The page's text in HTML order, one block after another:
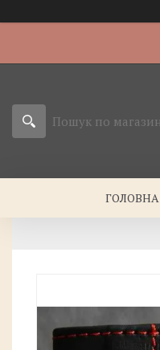
ГОЛОВНА